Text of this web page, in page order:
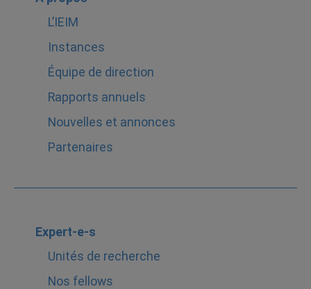
L’IEIM
Instances
Équipe de direction
Rapports annuels
Nouvelles et annonces
Partenaires
Expert-e-s
Unités de recherche
Nos fellows